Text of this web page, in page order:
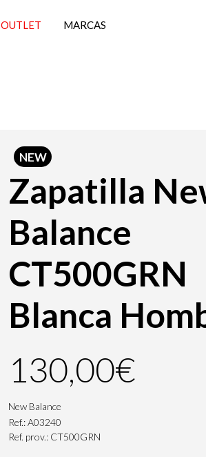
OUTLET MARCAS
NEW
Zapatilla
Balance
CT500GRN
Blanca
130,00€
New Balance
Ref.: A03240
Ref. prov.: CT500GRN